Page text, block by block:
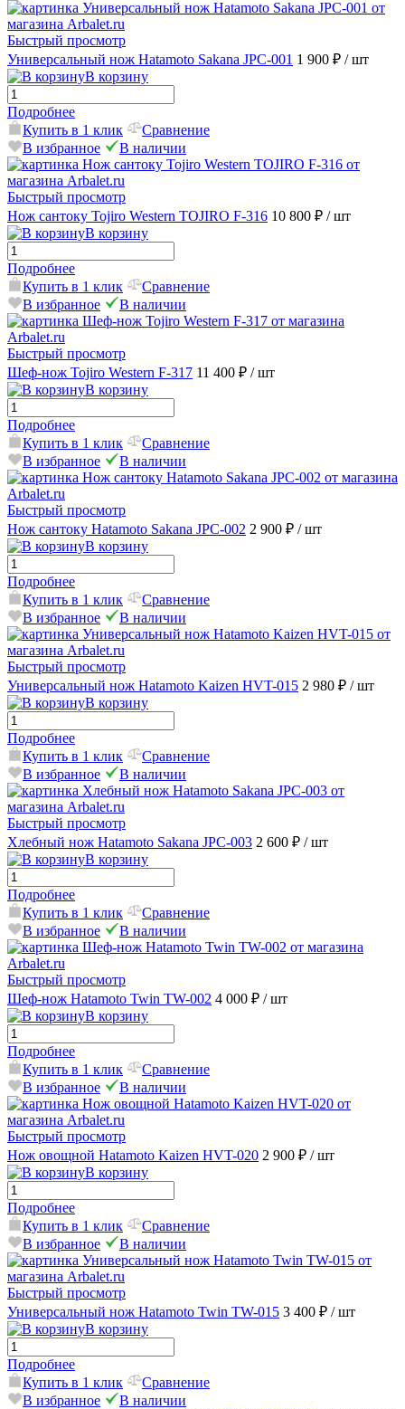
Быстрый просмотр
Универсальный нож Hatamoto Sakana JPC-001 1 900 ₽ / шт
В корзину
Подробнее
Купить в 1 клик
Сравнение
В избранное
В наличии
Быстрый просмотр
Нож сантоку Tojiro Western TOJIRO F-316 10 800 ₽ / шт
В корзину
Подробнее
Купить в 1 клик
Сравнение
В избранное
В наличии
Быстрый просмотр
Шеф-нож Tojiro Western F-317 11 400 ₽ / шт
В корзину
Подробнее
Купить в 1 клик
Сравнение
В избранное
В наличии
Быстрый просмотр
Нож сантоку Hatamoto Sakana JPC-002 2 900 ₽ / шт
В корзину
Подробнее
Купить в 1 клик
Сравнение
В избранное
В наличии
Быстрый просмотр
Универсальный нож Hatamoto Kaizen HVT-015 2 980 ₽ / шт
В корзину
Подробнее
Купить в 1 клик
Сравнение
В избранное
В наличии
Быстрый просмотр
Хлебный нож Hatamoto Sakana JPC-003 2 600 ₽ / шт
В корзину
Подробнее
Купить в 1 клик
Сравнение
В избранное
В наличии
Быстрый просмотр
Шеф-нож Hatamoto Twin TW-002 4 000 ₽ / шт
В корзину
Подробнее
Купить в 1 клик
Сравнение
В избранное
В наличии
Быстрый просмотр
Нож овощной Hatamoto Kaizen HVT-020 2 900 ₽ / шт
В корзину
Подробнее
Купить в 1 клик
Сравнение
В избранное
В наличии
Быстрый просмотр
Универсальный нож Hatamoto Twin TW-015 3 400 ₽ / шт
В корзину
Подробнее
Купить в 1 клик
Сравнение
В избранное
В наличии